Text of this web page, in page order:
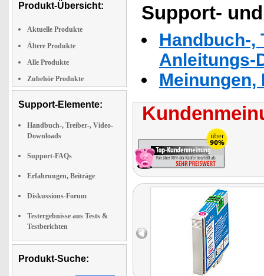
Produkt-Übersicht:
Aktuelle Produkte
Ältere Produkte
Alle Produkte
Zubehör Produkte
Support-Elemente:
Handbuch-, Treiber-, Video-
Downloads
Support-FAQs
Erfahrungen, Beiträge
Diskussions-Forum
Testergebnisse aus Tests &
Testberichten
Produkt-Suche:
Support-
Handbuch-,
Anleitungs-